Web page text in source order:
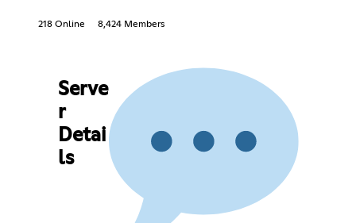
218 Online 8,424 Members
Serve
r
Detai
ls